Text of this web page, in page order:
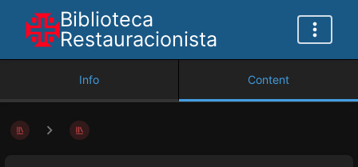
Biblioteca
Restauracionista
Info Content